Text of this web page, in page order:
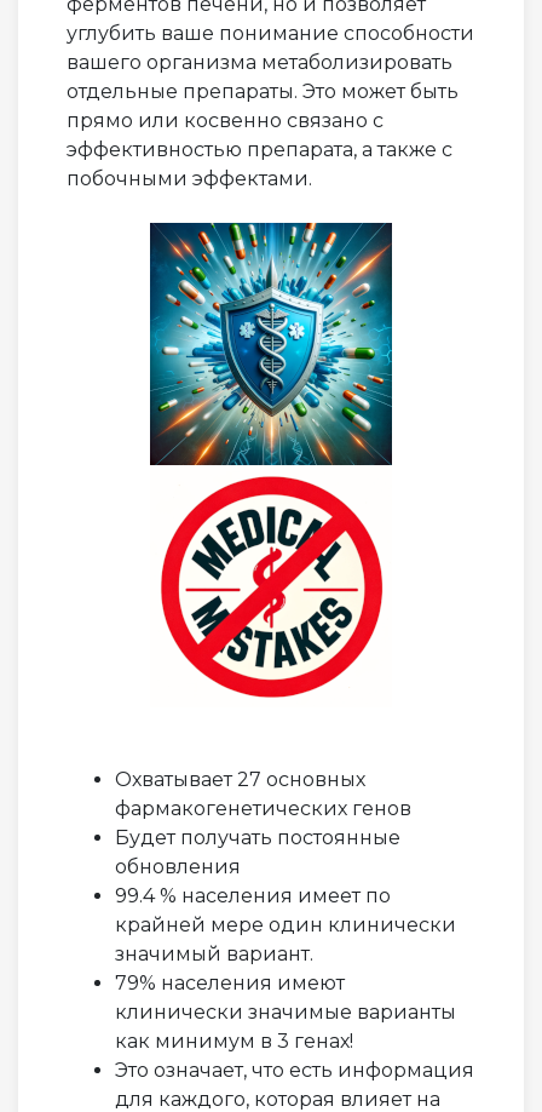
углубить ваше понимание способности
вашего организма метаболизировать
отдельные препараты. Это может быть
прямо или косвенно связано с
эффективностью препарата, а также с
побочными эффектами.
Охватывает 27 основных
фармакогенетических генов
Будет получать постоянные
обновления
99.4 % населения имеет по
крайней мере один клинически
значимый вариант.
79% населения имеют
клинически значимые варианты
как минимум в 3 генах!
Это означает, что есть информация
для каждого, которая влияет на